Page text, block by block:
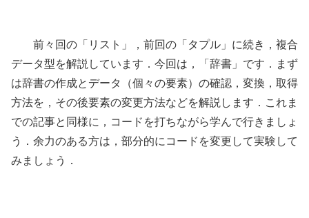
前々回の「リスト」，前回の「タプル」に続き，複合
データ型を解説しています．今回は，「辞書」です．まず
は辞書の作成とデータ（個々の要素）の確認，変換，取得
方法を，その後要素の変更方法などを解説します．これま
での記事と同様に，コードを打ちながら学んで行きましょ
う．余力のある方は，部分的にコードを変更して実験して
みましょう．